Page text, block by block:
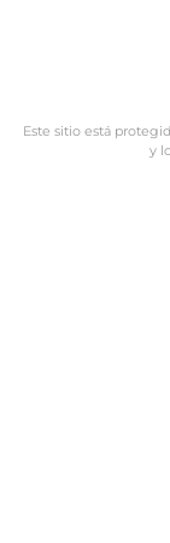
Este sitio está
y